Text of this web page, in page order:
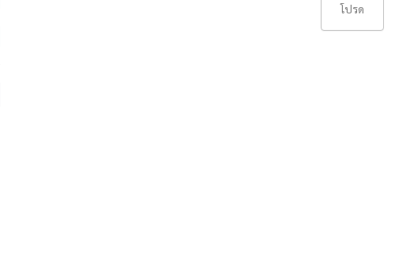
โปรด